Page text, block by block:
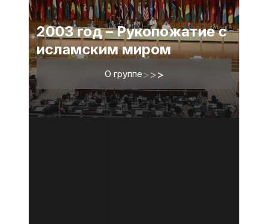
2003 год – Рукопожатие с
исламским миром
О группе>>>